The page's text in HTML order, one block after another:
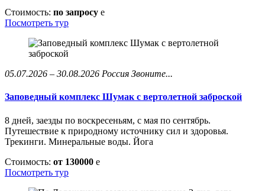
Стоимость: по запросу e
Посмотреть тур
05.07.2026 – 30.08.2026 Россия Звоните...
Заповедный комплекс Шумак с вертолетной заброской
8 дней, заезды по воскресеньям, с мая по сентябрь.
Путешествие к природному источнику сил и здоровья.
Трекинги. Минеральные воды. Йога
Стоимость: от 130000 e
Посмотреть тур